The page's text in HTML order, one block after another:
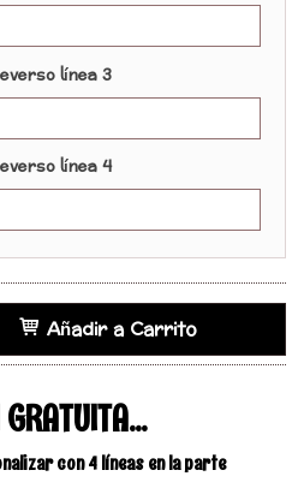
línea 3
línea 4
Añadir a Carrito
con 4 líneas en la parte